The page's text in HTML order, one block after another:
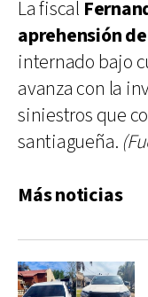
La fiscal
aprehensión
internado bajo
avanza con la
siniestros que
santiagueña.
Más noticias